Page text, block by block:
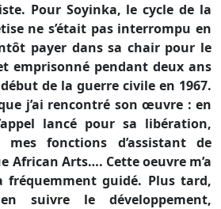
Pour Soyinka, le cycle de la
ne s’était pas interrompu en
payer dans sa chair pour le
emprisonné pendant deux ans
de la guerre civile en 1967.
j’ai rencontré son œuvre : en
lancé pour sa libération,
fonctions d’assistant de
African Arts…. Cette oeuvre m’a
fréquemment guidé. Plus tard,
suivre le développement,